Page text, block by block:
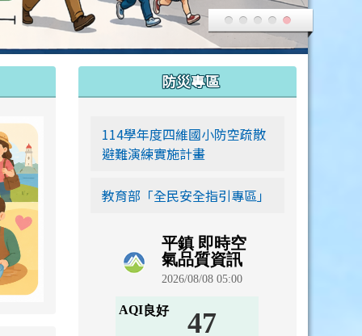
link to https://siwei-family.work-
防災專區
114學年度四維國小防空疏散
避難演練實施計畫
教育部「全民安全指引專區」